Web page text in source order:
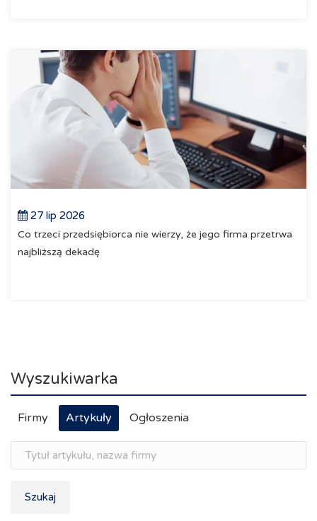
27 lip 2026
Co trzeci przedsiębiorca nie wierzy, że jego firma przetrwa
najbliższą dekadę
Wyszukiwarka
Firmy Artykuły Ogłoszenia
Szukaj